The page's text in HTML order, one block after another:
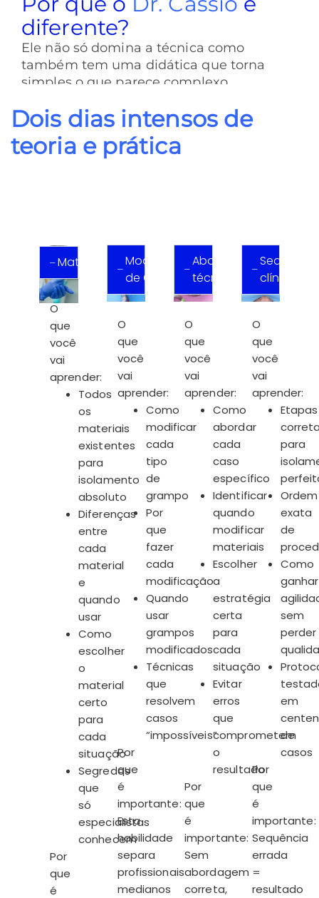
diferente?
Ele não só domina a técnica como
também tem uma didática que torna
simples o que parece complexo.
Dois dias intensos de
teoria e prática
Materiais
O
que
você
vai
aprender:
Todos
os
materiais
existentes
para
isolamento
absoluto
Diferenças
entre
cada
material
e
quando
usar
Como
escolher
o
material
certo
para
cada
situação
Segredos
que
só
especialistas
conhecem
Por
que
é
Modificação
de Grampos
O
que
você
vai
aprender:
Como
modificar
cada
tipo
de
grampo
Por
que
fazer
cada
modificação
Quando
usar
grampos
modificados
Técnicas
que
resolvem
casos
“impossíveis”
Por
que
é
importante:
Esta
habilidade
separa
profissionais
medianos
Abordagem
técnica
O
que
você
vai
aprender:
Como
abordar
cada
caso
específico
Identificar
quando
modificar
materiais
Escolher
a
estratégia
certa
para
cada
situação
Evitar
erros
que
comprometem
o
resultado
Por
que
é
importante:
Sem
abordagem
correta,
clínica
O
que
você
vai
aprender:
Etapas
para
Ordem
exata
de
Como
ganhar
sem
perder
em
de
casos
Por
que
é
importante:
Sequência
errada
=
resultado